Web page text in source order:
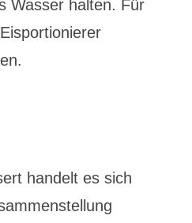
Wasser halten. Für
handelt es sich